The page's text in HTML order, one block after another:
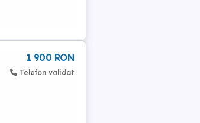
1 900 RON
Telefon validat